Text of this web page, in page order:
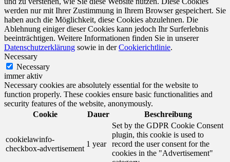
werden nur mit Ihrer Zustimmung in Ihrem Browser gespeichert. Sie
haben auch die Möglichkeit, diese Cookies abzulehnen. Die
Ablehnung einiger dieser Cookies kann jedoch Ihr Surferlebnis
beeinträchtigen. Weitere Informationen finden Sie in unserer
Datenschutzerklärung sowie in derCookierichtlinie.
Necessary
Necessary
immer aktiv
Necessary cookies are absolutely essential for the website to
function properly. These cookies ensure basic functionalities and
security features of the website, anonymously.
Cookie
Dauer Beschreibung
cookielawinfo-
checkbox-advertisement
1 year
Set by the GDPR Cookie Consent
plugin, this cookie is used to
record the user consent for the
cookies in the "Advertisement"